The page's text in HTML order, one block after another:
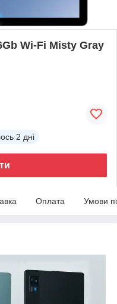
Wi-Fi Misty Gray
2 дні
Оплата Умови